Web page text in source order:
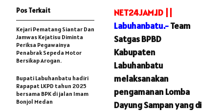
NET24JAM.ID ||
Labuhanbatu.-Team
Satgas BPBD
Kabupaten
Labuhanbatu
melaksanakan
pengamanan Lomba
Dayung Sampan yang di
Pos Terkait
‎Kejari Pematang Siantar Dan
Jamwas Kejatisu Diminta
Periksa Pegawainya
Penabrak Sepeda Motor
Bersikap Arogan.
Bupati Labuhanbatu hadiri
Rapapat LKPD tahun 2025
bersama BPK di jalan Imam
Bonjol Medan